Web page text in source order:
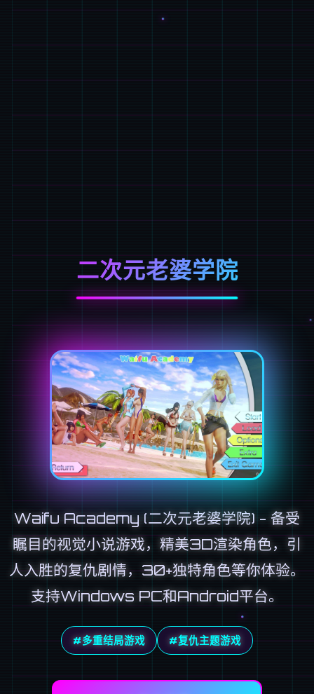
二次元老婆学院
Waifu Academy (二次元老婆学院) - 备受
瞩目的视觉小说游戏，精美3D渲染角色，引
人入胜的复仇剧情，30+独特角色等你体验。
支持Windows PC和Android平台。
#多重结局游戏 #复仇主题游戏